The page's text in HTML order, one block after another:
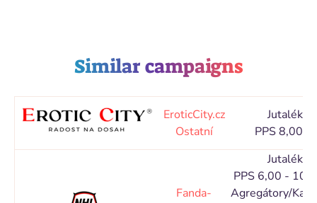
Similar campaigns
EroticCity.cz
Ostatní
Jutalék
PPS 8,00 %
Fanda-
Jutalék
PPS 6,00 -
Agregátory/